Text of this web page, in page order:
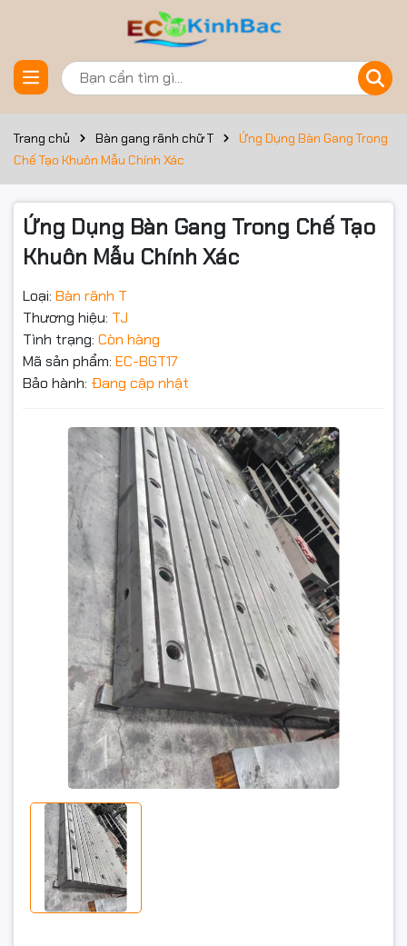
Trang chủ Bàn gang rãnh chữ T
Ứng Dụng Bàn Gang Trong
Chế Tạo Khuôn Mẫu Chính Xác
Ứng Dụng Bàn Gang Trong Chế Tạo
Khuôn Mẫu Chính Xác
Loại: Bàn rãnh T
Thương hiệu: TJ
Tình trạng: Còn hàng
Mã sản phẩm: EC-BGT17
Bảo hành: Đang cập nhật
Đặt trước sản phẩm
Ứng Dụng Bàn Gang Trong Chế Tạo Khuôn Mẫu Chính
Xác
1₫
Đặt trước sản phẩm để nhận thêm nhiều ưu đãi bạn
GỬI THÔNG TIN